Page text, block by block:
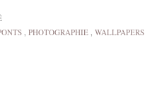
, PHOTOGRAPHIE , WALLPAPERS